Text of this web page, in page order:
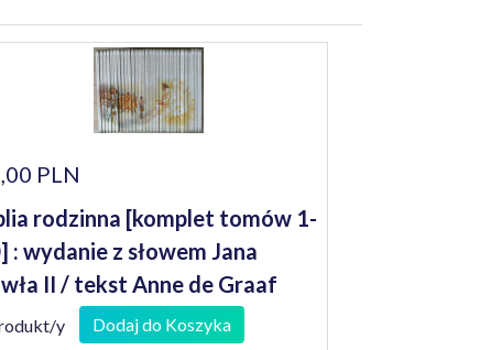
PLN
rodzinna [komplet tomów 1-
: wydanie z słowem Jana
II / tekst Anne de Graaf
y Dodaj do Koszyka